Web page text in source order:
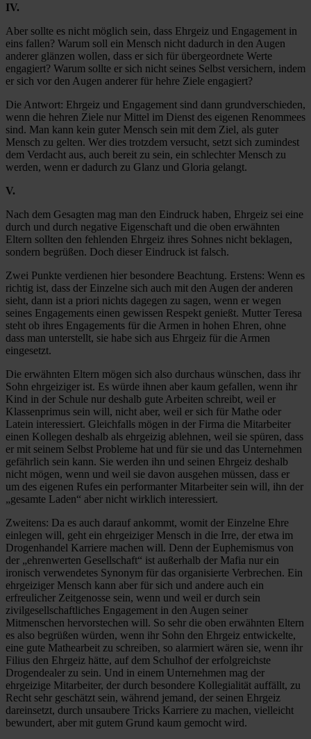
IV.
Aber sollte es nicht möglich sein, dass Ehrgeiz und Engagement in
eins fallen? Warum soll ein Mensch nicht dadurch in den Augen
anderer glänzen wollen, dass er sich für übergeordnete Werte
engagiert? Warum sollte er sich nicht seines Selbst versichern, indem
er sich vor den Augen anderer für hehre Ziele engagiert?
Die Antwort: Ehrgeiz und Engagement sind dann grundverschieden,
wenn die hehren Ziele nur Mittel im Dienst des eigenen Renommees
sind. Man kann kein guter Mensch sein mit dem Ziel, als guter
Mensch zu gelten. Wer dies trotzdem versucht, setzt sich zumindest
dem Verdacht aus, auch bereit zu sein, ein schlechter Mensch zu
werden, wenn er dadurch zu Glanz und Gloria gelangt.
V.
Nach dem Gesagten mag man den Eindruck haben, Ehrgeiz sei eine
durch und durch negative Eigenschaft und die oben erwähnten
Eltern sollten den fehlenden Ehrgeiz ihres Sohnes nicht beklagen,
sondern begrüßen. Doch dieser Eindruck ist falsch.
Zwei Punkte verdienen hier besondere Beachtung. Erstens: Wenn es
richtig ist, dass der Einzelne sich auch mit den Augen der anderen
sieht, dann ist a priori nichts dagegen zu sagen, wenn er wegen
seines Engagements einen gewissen Respekt genießt. Mutter Teresa
steht ob ihres Engagements für die Armen in hohen Ehren, ohne
dass man unterstellt, sie habe sich aus Ehrgeiz für die Armen
eingesetzt.
Die erwähnten Eltern mögen sich also durchaus wünschen, dass ihr
Sohn ehrgeiziger ist. Es würde ihnen aber kaum gefallen, wenn ihr
Kind in der Schule nur deshalb gute Arbeiten schreibt, weil er
Klassenprimus sein will, nicht aber, weil er sich für Mathe oder
Latein interessiert. Gleichfalls mögen in der Firma die Mitarbeiter
einen Kollegen deshalb als ehrgeizig ablehnen, weil sie spüren, dass
er mit seinem Selbst Probleme hat und für sie und das Unternehmen
gefährlich sein kann. Sie werden ihn und seinen Ehrgeiz deshalb
nicht mögen, wenn und weil sie davon ausgehen müssen, dass er
um des eigenen Rufes ein performanter Mitarbeiter sein will, ihn der
„gesamte Laden“ aber nicht wirklich interessiert.
Zweitens: Da es auch darauf ankommt, womit der Einzelne Ehre
einlegen will, geht ein ehrgeiziger Mensch in die Irre, der etwa im
Drogenhandel Karriere machen will. Denn der Euphemismus von
der „ehrenwerten Gesellschaft“ ist außerhalb der Mafia nur ein
ironisch verwendetes Synonym für das organisierte Verbrechen. Ein
ehrgeiziger Mensch kann aber für sich und andere auch ein
erfreulicher Zeitgenosse sein, wenn und weil er durch sein
zivilgesellschaftliches Engagement in den Augen seiner
Mitmenschen hervorstechen will. So sehr die oben erwähnten Eltern
es also begrüßen würden, wenn ihr Sohn den Ehrgeiz entwickelte,
eine gute Mathearbeit zu schreiben, so alarmiert wären sie, wenn ihr
Filius den Ehrgeiz hätte, auf dem Schulhof der erfolgreichste
Drogendealer zu sein. Und in einem Unternehmen mag der
ehrgeizige Mitarbeiter, der durch besondere Kollegialität auffällt, zu
Recht sehr geschätzt sein, während jemand, der seinen Ehrgeiz
dareinsetzt, durch unsaubere Tricks Karriere zu machen, vielleicht
bewundert, aber mit gutem Grund kaum gemocht wird.